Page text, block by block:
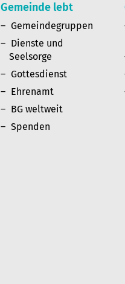
Gemeinde lebt
Gemeindegruppen
Dienste und
Seelsorge
Gottesdienst
Ehrenamt
BG weltweit
Spenden